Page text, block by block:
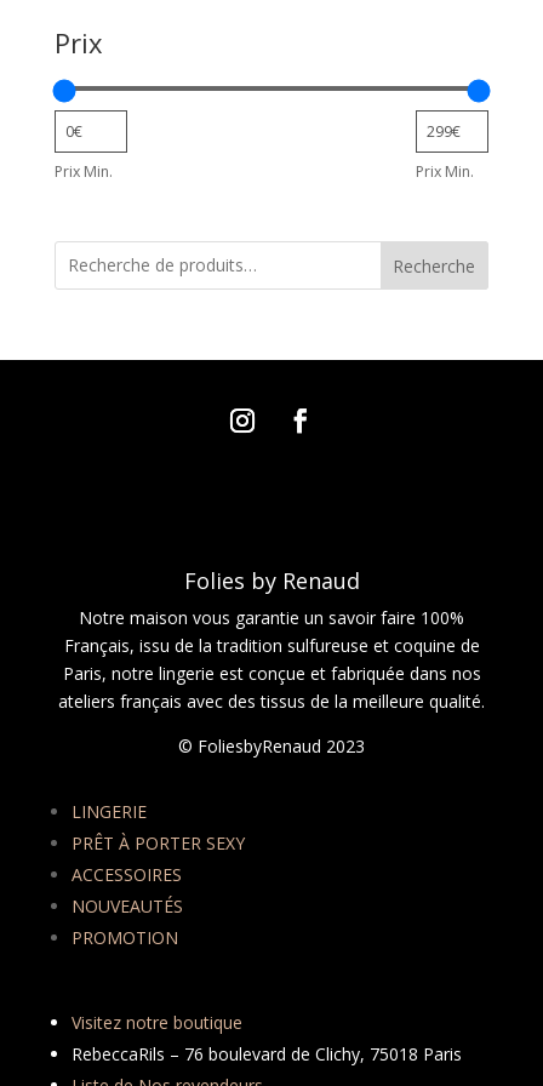
Prix
Prix Min. Prix Min.
Recherche
Folies by Renaud
Notre maison vous garantie un savoir faire 100%
Français, issu de la tradition sulfureuse et coquine de
Paris, notre lingerie est conçue et fabriquée dans nos
ateliers français avec des tissus de la meilleure qualité.
© FoliesbyRenaud 2023
LINGERIE
PRÊT À PORTER SEXY
ACCESSOIRES
NOUVEAUTÉS
PROMOTION
Visitez notre boutique
RebeccaRils – 76 boulevard de Clichy, 75018 Paris